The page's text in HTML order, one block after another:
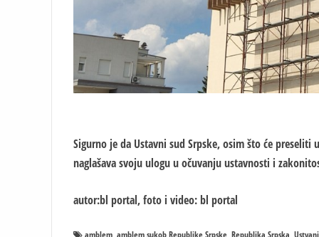
Sigurno je da Ustavni sud Srpske, osim što će
naglašava svoju ulogu u očuvanju ustavnosti i
autor:bl portal, foto i video: bl portal
amblem amblem sukob Republike Srpske Republika Srpska